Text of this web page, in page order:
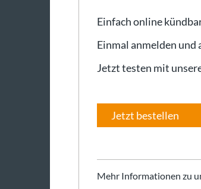
Einfach online
Einmal anmelden und
Jetzt testen mit
Jetzt bestellen
Mehr Informationen zu